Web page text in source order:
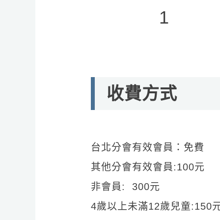
1
收費方式
台北分會有效會員：免費
其他分會有效會員:100元
非會員: 300元
4歲以上未滿12歲兒童:150